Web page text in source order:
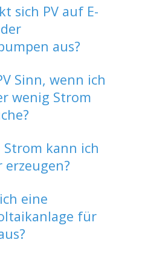
sich PV auf E-
aus?
Sinn, wenn ich
wenig Strom
Strom kann ich
erzeugen?
eine
für